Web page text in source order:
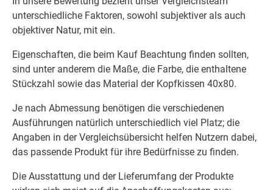
unterschiedliche Faktoren, sowohl subjektiver als auch
objektiver Natur, mit ein.
Eigenschaften, die beim Kauf Beachtung finden sollten,
sind unter anderem die Maße, die Farbe, die enthaltene
Stückzahl sowie das Material der Kopfkissen 40x80.
Je nach Abmessung benötigen die verschiedenen
Ausführungen natürlich unterschiedlich viel Platz; die
Angaben in der Vergleichsübersicht helfen Nutzern dabei,
das passende Produkt für ihre Bedürfnisse zu finden.
Die Ausstattung und der Lieferumfang der Produkte